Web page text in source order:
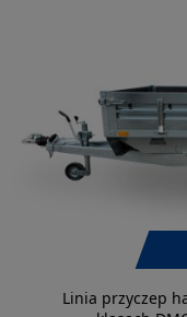
Linia przyczep